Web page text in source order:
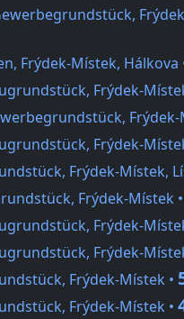
Frýdek-Místek, Hálkova
Frýdek-
Frýdek-
Frýdek-Místek,
Frýdek-Místek •
Frýdek-
Frýdek-
Frýdek-Místek •
Frýdek-Místek •